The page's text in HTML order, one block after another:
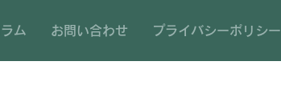
ム お問い合わせ プライバシーポリシー